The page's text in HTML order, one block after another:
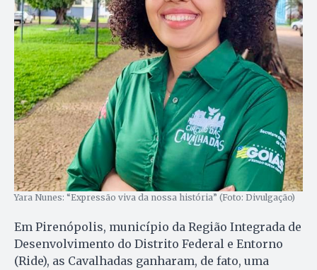
Yara Nunes: “Expressão viva da nossa história” (Foto: Divulgação)
Em Pirenópolis, município da Região Integrada de
Desenvolvimento do Distrito Federal e Entorno
(Ride), as Cavalhadas ganharam, de fato, uma